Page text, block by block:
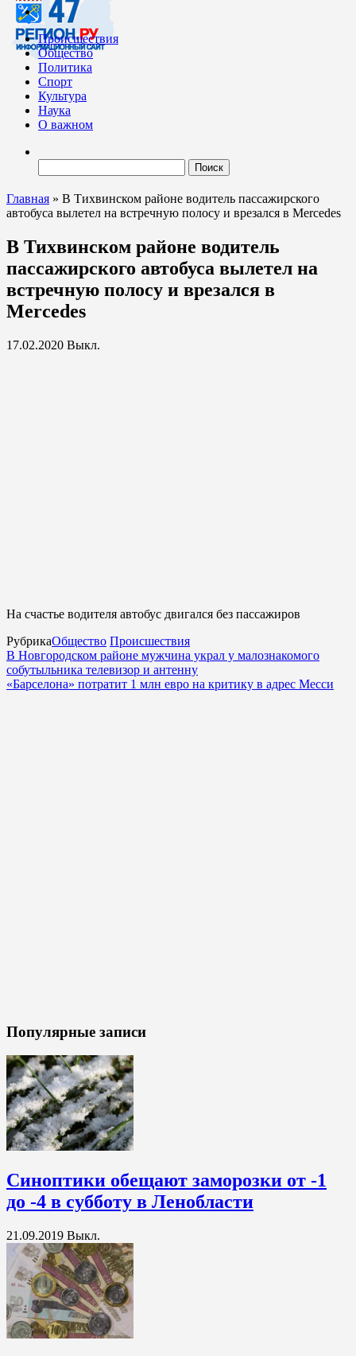
Происшествия
Общество
Политика
Спорт
Культура
Наука
О важном
Главная » В Тихвинском районе водитель пассажирского
автобуса вылетел на встречную полосу и врезался в Mercedes
В Тихвинском районе водитель
пассажирского автобуса вылетел на
встречную полосу и врезался в
Mercedes
17.02.2020 Выкл.
На счастье водителя автобус двигался без пассажиров
РубрикаОбщество Происшествия
В Новгородском районе мужчина украл у малознакомого
собутыльника телевизор и антенну
«Барселона» потратит 1 млн евро на критику в адрес Месси
Популярные записи
Синоптики обещают заморозки от -1
до -4 в субботу в Ленобласти
21.09.2019 Выкл.